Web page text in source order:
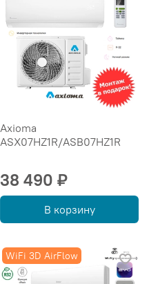
Axioma
ASX07HZ1R/ASB07HZ1R
38 490 ₽
В корзину
WiFi 3D AirFlow